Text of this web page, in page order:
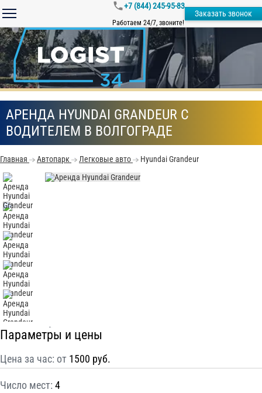
+7 (844) 245-95-83
Работаем 24/7, звоните!
Заказать звонок
АРЕНДА HYUNDAI GRANDEUR С
ВОДИТЕЛЕМ В ВОЛГОГРАДЕ
Главная Автопарк Легковые авто Hyundai Grandeur
Параметры и цены
Цена за час: от 1500 руб.
Число мест: 4